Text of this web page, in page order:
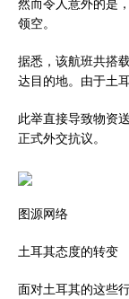
领空。
据悉，该航班共搭
达目的地。由于土
此举直接导致物资
正式外交抗议。
图源网络
土耳其态度的转变
面对土耳其的这些